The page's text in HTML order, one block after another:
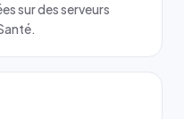
sur des serveurs